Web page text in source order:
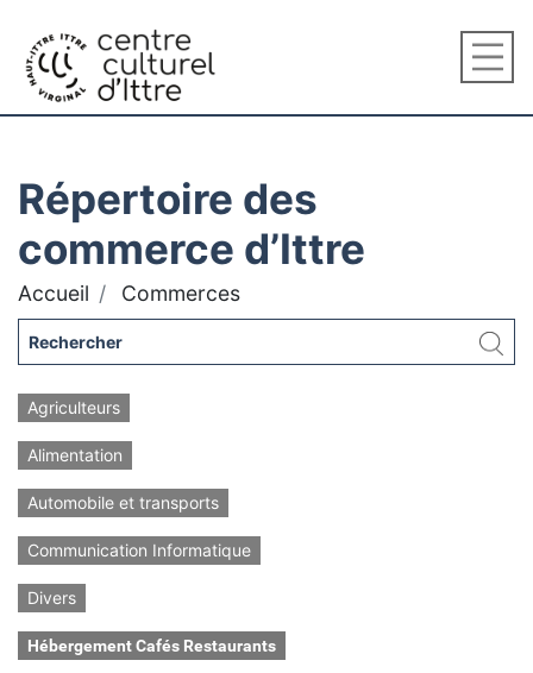
Répertoire des
commerce d’Ittre
Accueil Commerces
Agriculteurs
Alimentation
Automobile et transports
Communication Informatique
Divers
Hébergement Cafés Restaurants